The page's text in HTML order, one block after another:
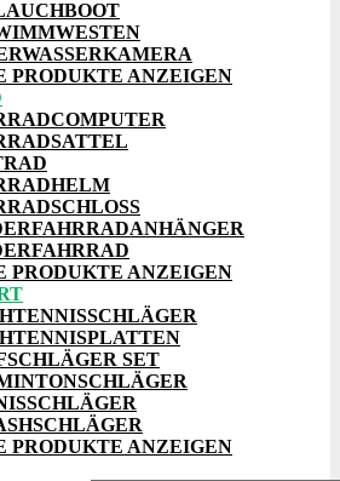
PRODUKTE ANZEIGEN
PRODUKTE ANZEIGEN
SET
PRODUKTE ANZEIGEN